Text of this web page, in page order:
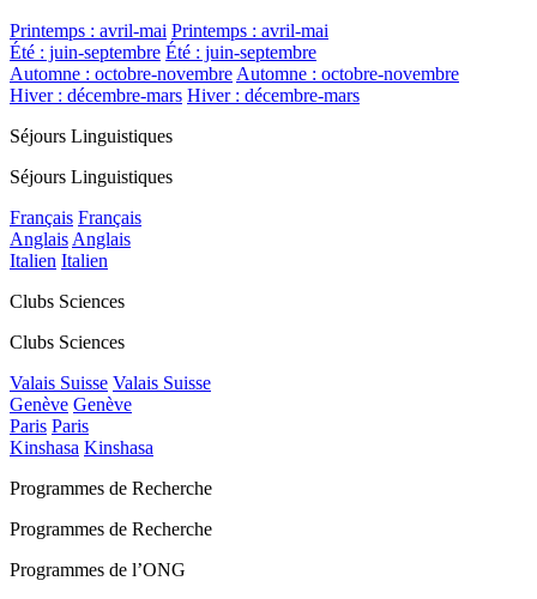
Printemps : avril-mai Printemps : avril-mai
Été : juin-septembre Été : juin-septembre
Automne : octobre-novembre Automne : octobre-novembre
Hiver : décembre-mars Hiver : décembre-mars
Séjours Linguistiques
Séjours Linguistiques
Français Français
Anglais Anglais
Italien Italien
Clubs Sciences
Clubs Sciences
Valais Suisse Valais Suisse
Genève Genève
Paris Paris
Kinshasa Kinshasa
Programmes de Recherche
Programmes de Recherche
Programmes de l’ONG